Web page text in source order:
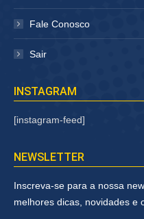
Fale Conosco
Sair
INSTAGRAM
[instagram-feed]
NEWSLETTER
Inscreva-se para a nossa
melhores dicas, novidades e